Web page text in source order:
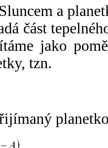
a
část
jako
tzn.